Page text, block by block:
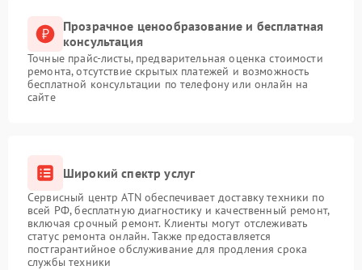
Прозрачное ценообразование и бесплатная
консультация
Точные прайс-листы, предварительная оценка стоимости
ремонта, отсутствие скрытых платежей и возможность
бесплатной консультации по телефону или онлайн на
сайте
Широкий спектр услуг
Сервисный центр ATN обеспечивает доставку техники по
всей РФ, бесплатную диагностику и качественный ремонт,
включая срочный ремонт. Клиенты могут отслеживать
статус ремонта онлайн. Также предоставляется
постгарантийное обслуживание для продления срока
службы техники